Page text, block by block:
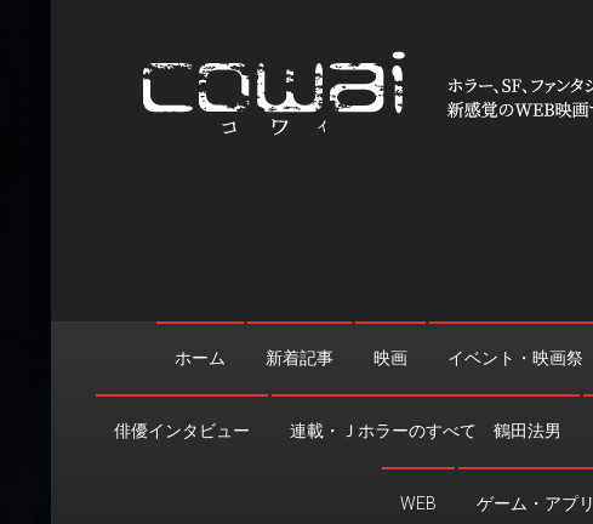
ホーム 新着記事 映画 イベント・映画祭
俳優インタビュー 連載・Ｊホラーのすべて 鶴田法男
WEB ゲーム・アプリ